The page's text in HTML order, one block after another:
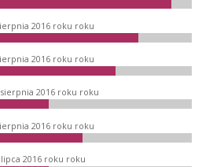
2016 roku roku
2016 roku roku
2016 roku roku
2016 roku roku
2016 roku roku